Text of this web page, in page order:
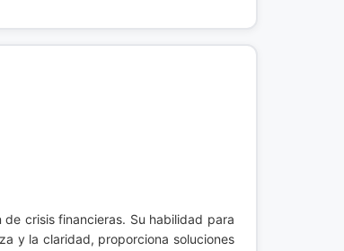
crisis financieras. Su habilidad para
y la claridad, proporciona soluciones